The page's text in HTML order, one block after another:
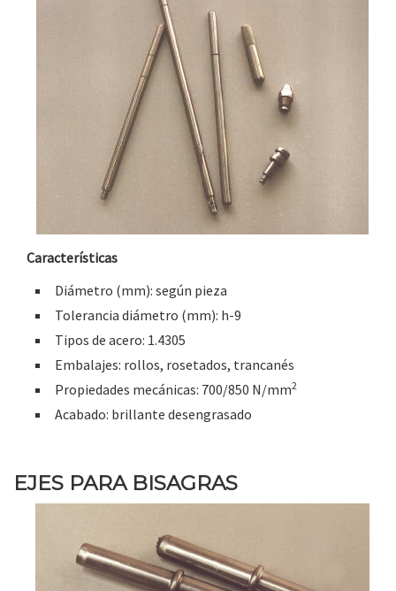
Características
Diámetro (mm): según pieza
Tolerancia diámetro (mm): h-9
Tipos de acero: 1.4305
Embalajes: rollos, rosetados, trancanés
Propiedades mecánicas: 700/850 N/mm2
Acabado: brillante desengrasado
EJES PARA BISAGRAS